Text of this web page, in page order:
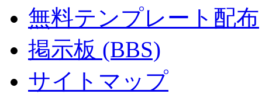
無料テンプレート配布
掲示板 (BBS)
サイトマップ